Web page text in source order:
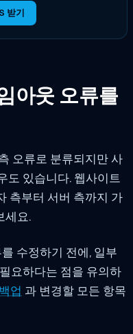
받기
아웃 오류를
오류로 분류되지만 사
도 있습니다. 웹사이트
측부터 서버 측까지 가
세요.
수정하기 전에, 일부
요하다는 점을 유의하
업 과 변경할 모든 항목